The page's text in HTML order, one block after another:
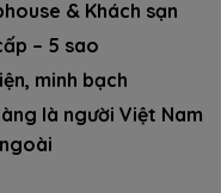
& Khách sạn
– 5 sao
minh bạch
là người Việt Nam